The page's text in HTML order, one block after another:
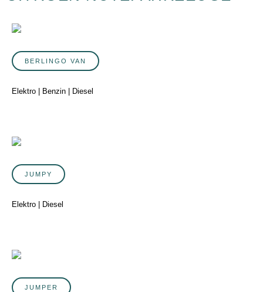
BERLINGO VAN
Elektro | Benzin | Diesel
JUMPY
Elektro | Diesel
JUMPER